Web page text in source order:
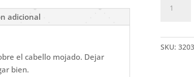
adicional
el cabello mojado. Dejar
bien.
BAÑO
1
kg
SKU: